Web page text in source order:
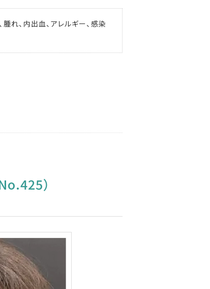
れ、内出血、アレルギー、感染
）